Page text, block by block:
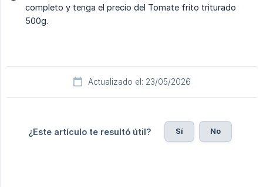
completo y tenga el precio del Tomate frito triturado
500g.
Actualizado el: 23/05/2026
¿Este artículo te resultó útil? Sí No